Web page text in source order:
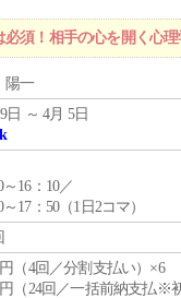
須！相手の心を開く心理
一
日 ～ 4月 5日
～16：10／
～17：50（1日2コマ）
円（4回／分割支払い）×6
円（24回／一括前納支払※